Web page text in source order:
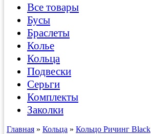
Все товары
Бусы
Браслеты
Колье
Кольца
Подвески
Серьги
Комплекты
Заколки
Главная » Кольца » Кольцо Ричинг Black